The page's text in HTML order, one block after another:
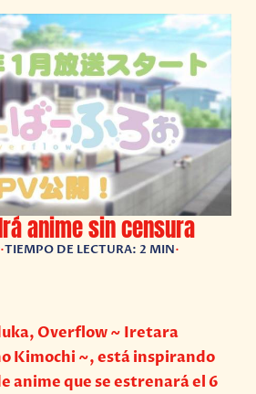
anime sin censura
•TIEMPO DE LECTURA: 2 MIN•
Overflow ~ Iretara
Kimochi ~, está inspirando
anime que se estrenará el 6